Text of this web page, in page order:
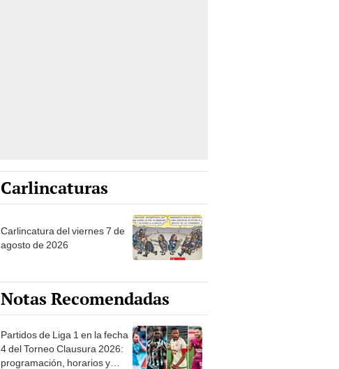
Carlincaturas
Carlincatura del viernes 7 de
agosto de 2026
Notas Recomendadas
Partidos de Liga 1 en la fecha
4 del Torneo Clausura 2026:
programación, horarios y